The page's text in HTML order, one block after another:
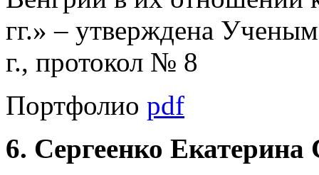
гг.» – утверждена
г., протокол № 8
Портфолио pdf
6. Сергеенко Екатерина